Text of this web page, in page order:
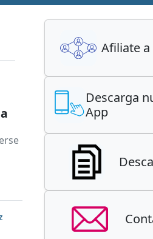
Afiliate a
Descarga
App